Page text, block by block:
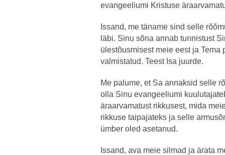
evangeeliumi Kristuse
Issand, me täname sind selle
läbi. Sinu sõna annab tunnistust
ülestõusmisest meie eest ja Tema
valmistatud. Teest Isa juurde.
Me palume, et Sa annaksid selle
olla Sinu evangeeliumi
äraarvamatust rikkusest, mida
rikkuse taipajateks ja selle
ümber oled asetanud.
Issand, ava meie silmad ja ärata